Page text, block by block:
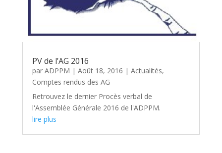
PV de l’AG 2016
par ADPPM | Août 18, 2016 | Actualités,
Comptes rendus des AG
Retrouvez le dernier Procès verbal de
l'Assemblée Générale 2016 de l'ADPPM.
lire plus